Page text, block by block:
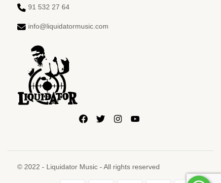
91 532 27 64
info@liquidatormusic.com
© 2022 - Liquidator Music - All rights reserved